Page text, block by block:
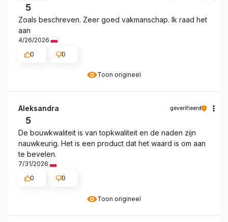
Toon origineel
5
Zoals beschreven. Zeer goed vakmanschap. Ik raad het
aan
4/26/2026
0
0
Toon origineel
Aleksandra geverifieerd
5
De bouwkwaliteit is van topkwaliteit en de naden zijn
nauwkeurig. Het is een product dat het waard is om aan
te bevelen.
7/31/2026
0
0